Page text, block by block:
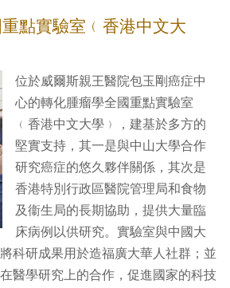
點實驗室﹙香港中文大
位於威爾斯親王醫院包玉剛癌症中
心的轉化腫瘤學全國重點實驗室
﹙香港中文大學﹚，建基於多方的
堅實支持，其一是與中山大學合作
研究癌症的悠久夥伴關係，其次是
香港特別行政區醫院管理局和食物
及衞生局的長期協助，提供大量臨
床病例以供研究。實驗室與中國大
科研成果用於造福廣大華人社群；並
醫學研究上的合作，促進國家的科技